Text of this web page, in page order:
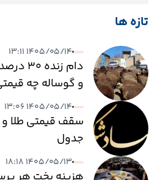
تازه ها
۱۴۰۵/۰۵/۱۴ ۱۳:۱۱
دام
و گوساله چه
۱۴۰۵/۰۵/۱۴ ۱۳:۰۶
سقف قیمتی
جدول
۱۴۰۵/۰۵/۱۳ ۱۸:۱۸